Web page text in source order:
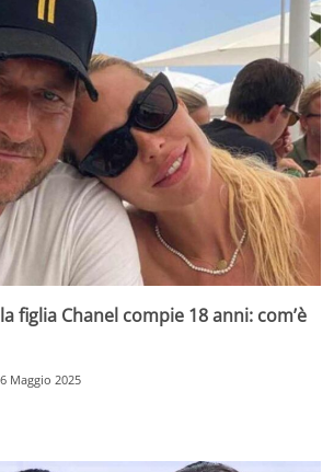
figlia Chanel compie 18 anni: com’è
Maggio 2025